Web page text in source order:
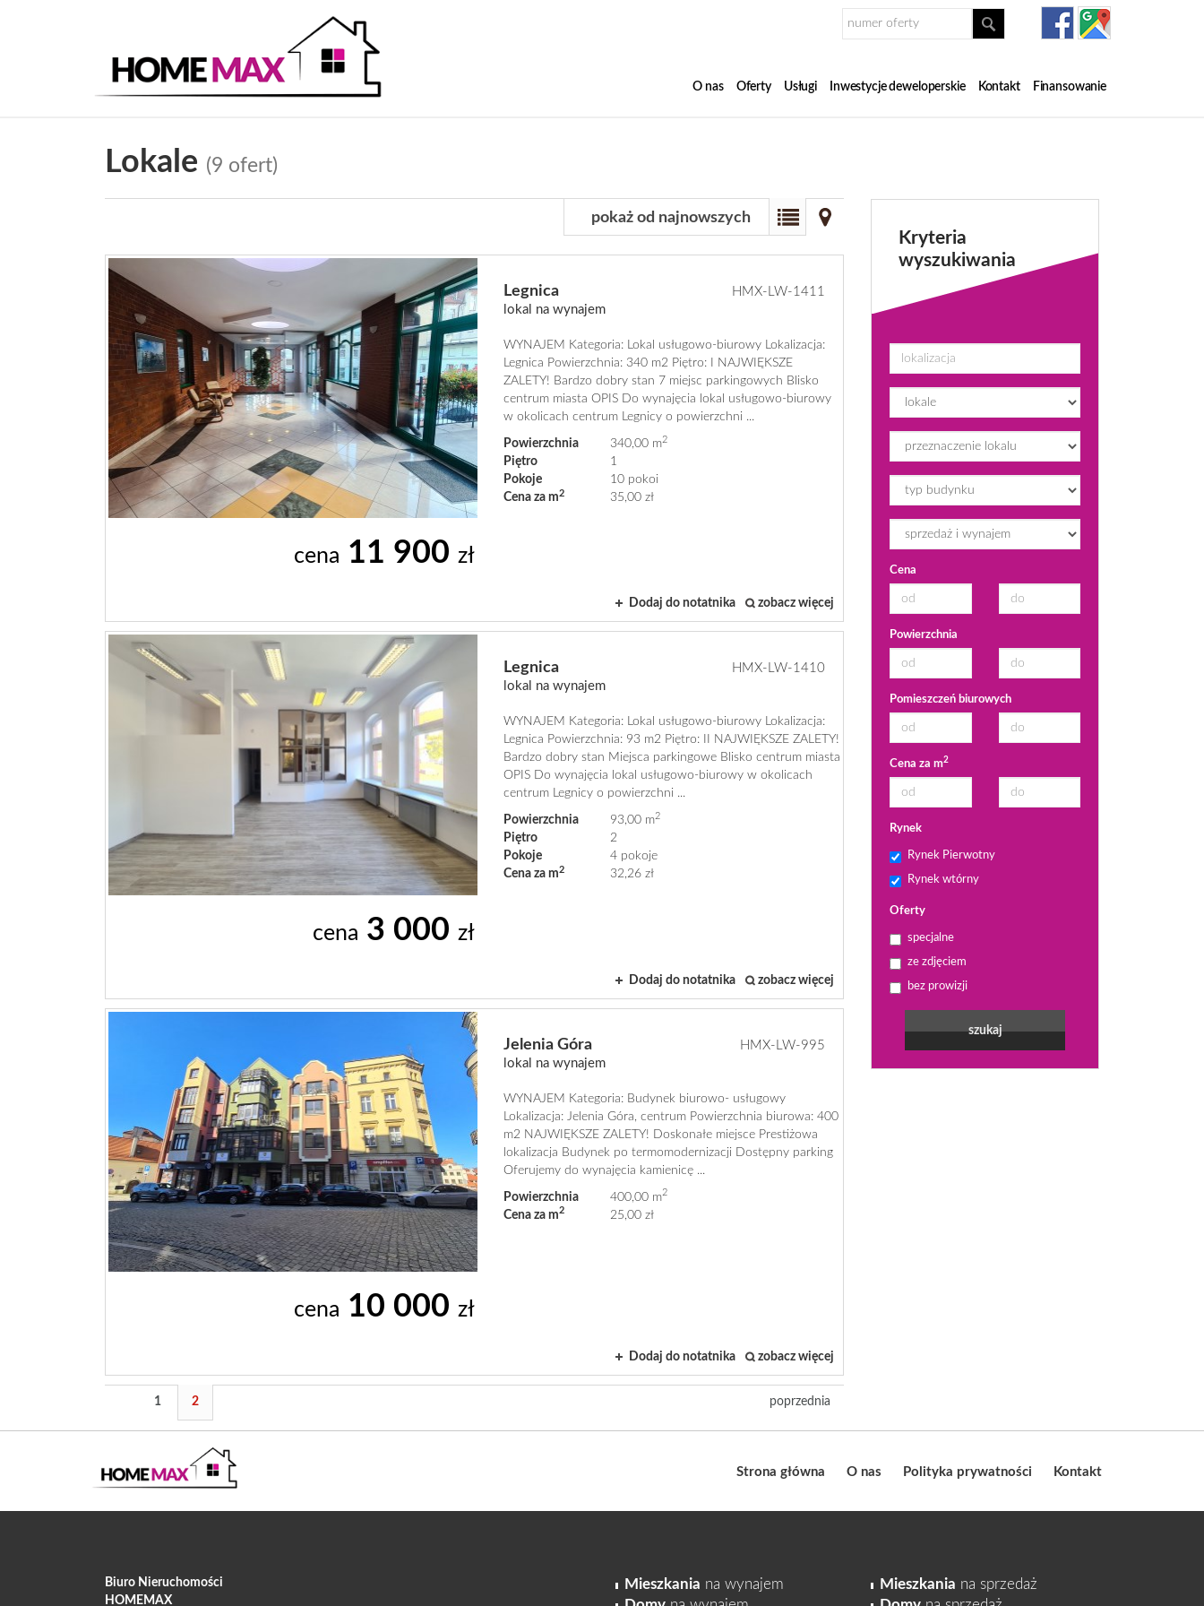
O nas Oferty Usługi Inwestycje deweloperskie Kontakt Finansowanie
Lokale (9 ofert)
pokaż od najnowszych
Legnica
lokal na wynajem
HMX-LW-1411
WYNAJEM Kategoria: Lokal usługowo-biurowy Lokalizacja:
Legnica Powierzchnia: 340 m2 Piętro: I NAJWIĘKSZE
ZALETY! Bardzo dobry stan 7 miejsc parkingowych Blisko
centrum miasta OPIS Do wynajęcia lokal usługowo-biurowy
w okolicach centrum Legnicy o powierzchni ...
Powierzchnia 340,00 m2
Piętro
1
Pokoje
10 pokoi
Cena za m2 35,00 zł
cena 11 900 zł
Dodaj do notatnika zobacz więcej
Legnica
lokal na wynajem
HMX-LW-1410
WYNAJEM Kategoria: Lokal usługowo-biurowy Lokalizacja:
Legnica Powierzchnia: 93 m2 Piętro: II NAJWIĘKSZE ZALETY!
Bardzo dobry stan Miejsca parkingowe Blisko centrum miasta
OPIS Do wynajęcia lokal usługowo-biurowy w okolicach
centrum Legnicy o powierzchni ...
Powierzchnia 93,00 m2
Piętro
2
Pokoje
4 pokoje
Cena za m2 32,26 zł
cena 3 000 zł
Dodaj do notatnika zobacz więcej
Jelenia Góra
lokal na wynajem
HMX-LW-995
WYNAJEM Kategoria: Budynek biurowo- usługowy
Lokalizacja: Jelenia Góra, centrum Powierzchnia biurowa: 400
m2 NAJWIĘKSZE ZALETY! Doskonałe miejsce Prestiżowa
lokalizacja Budynek po termomodernizacji Dostępny parking
Oferujemy do wynajęcia kamienicę ...
Powierzchnia 400,00 m2
Cena za m2 25,00 zł
cena 10 000 zł
Dodaj do notatnika zobacz więcej
1 2 poprzednia
Kryteria
wyszukiwania
Cena
Powierzchnia
Pomieszczeń biurowych
Cena za m2
Rynek
Rynek Pierwotny
Rynek wtórny
Oferty
specjalne
ze zdjęciem
bez prowizji
Strona główna O nas Polityka prywatności Kontakt
Biuro Nieruchomości
HOMEMAX
Mieszkania na wynajem
Mieszkania na sprzedaż